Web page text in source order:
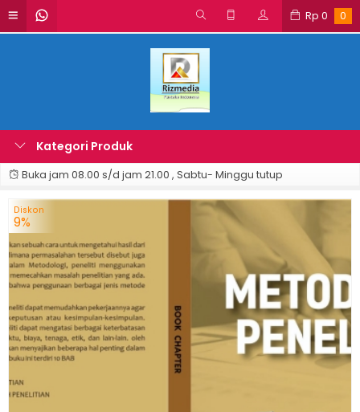
Rp 0 0
Kategori Produk
Buka jam 08.00 s/d jam 21.00 , Sabtu- Minggu tutup
Diskon
9%